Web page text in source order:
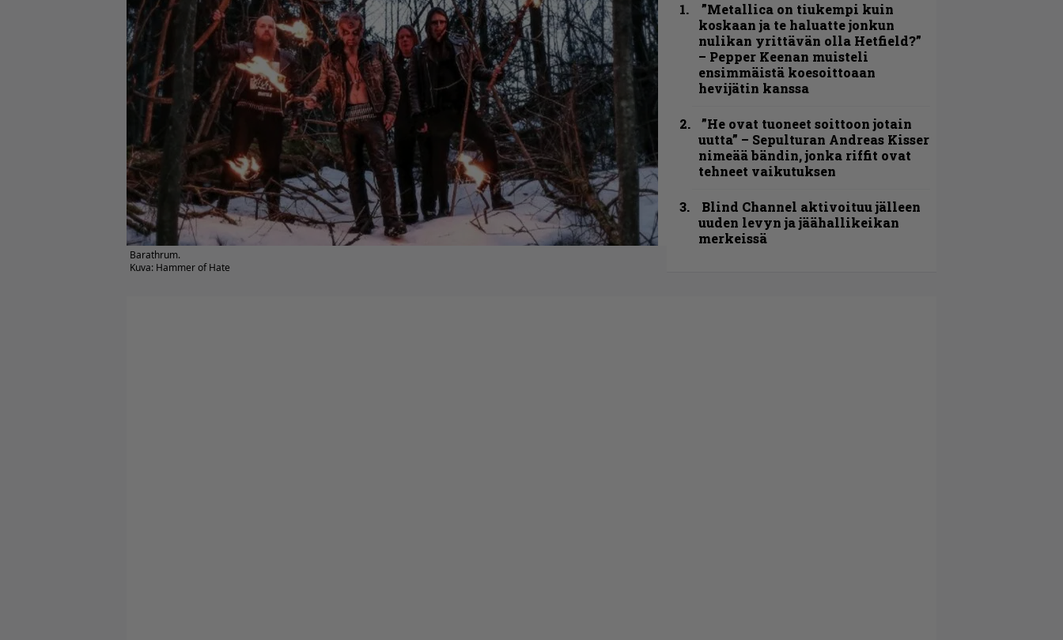
Barathrum.
Kuva: Hammer of Hate
”Metallica on tiukempi kuin
koskaan ja te haluatte jonkun
nulikan yrittävän olla Hetfield?”
– Pepper Keenan muisteli
ensimmäistä koesoittoaan
hevijätin kanssa
”He ovat tuoneet soittoon jotain
uutta” – Sepulturan Andreas Kisser
nimeää bändin, jonka riffit ovat
tehneet vaikutuksen
Blind Channel aktivoituu jälleen
uuden levyn ja jäähallikeikan
merkeissä